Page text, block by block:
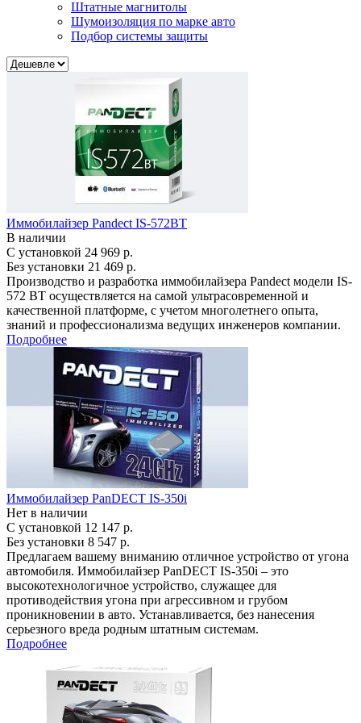
Штатные магнитолы
Шумоизоляция по марке авто
Подбор системы защиты
Иммобилайзер Pandect IS-572BT
В наличии
С установкой 24 969 р.
Без установки 21 469 р.
Производство и разработка иммобилайзера Pandect модели IS-
572 BT осуществляется на самой ультрасовременной и
качественной платформе, с учетом многолетнего опыта,
знаний и профессионализма ведущих инженеров компании.
Подробнее
Иммобилайзер PanDECT IS-350i
Нет в наличии
С установкой 12 147 р.
Без установки 8 547 р.
Предлагаем вашему вниманию отличное устройство от угона
автомобиля. Иммобилайзер PanDECT IS-350i – это
высокотехнологичное устройство, служащее для
противодействия угона при агрессивном и грубом
проникновении в авто. Устанавливается, без нанесения
серьезного вреда родным штатным системам.
Подробнее